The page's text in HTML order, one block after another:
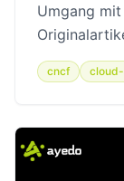
Umgang
cncf